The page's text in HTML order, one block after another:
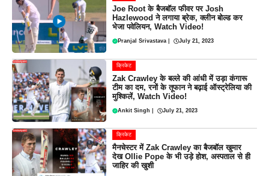
Joe Root के बैजबॉल फीवर पर Josh
Hazlewood ने लगाया ब्रेक, क्लीन बोल्ड कर
भेजा पवेलियन, Watch Video!
Pranjal Srivastava July 21, 2023
क्रिकेट
Zak Crawley के बल्ले की आंधी में उड़ा कंगारू
टीम का दम, रनों के तूफान ने बढ़ाई ऑस्ट्रेलिया की
मुश्किलें, Watch Video!
Ankit Singh July 21, 2023
क्रिकेट
मैनचेस्टर में Zak Crawley का बैजबॉल खुमार
देख Ollie Pope के भी उड़े होश, अस्पताल से ही
जाहिर की खुशी